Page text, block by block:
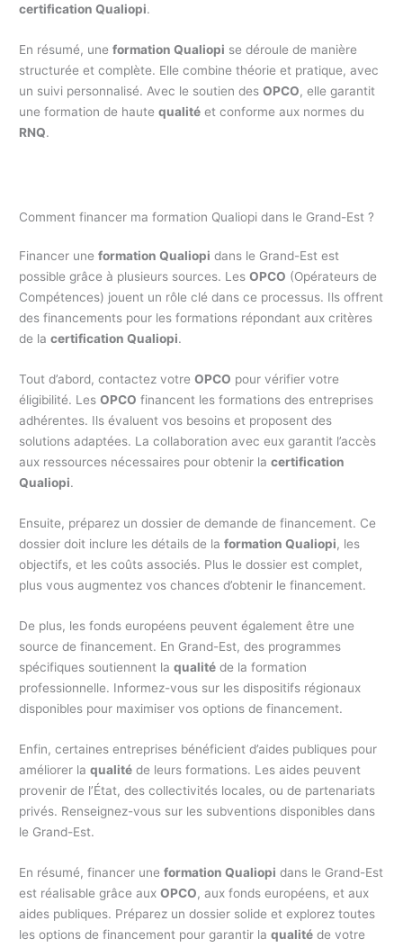
certification Qualiopi.
En résumé, uneformation Qualiopi se déroule de manière
structurée et complète. Elle combine théorie et pratique, avec
un suivi personnalisé. Avec le soutien desOPCO, elle garantit
une formation de hautequalité et conforme aux normes du
RNQ.
Comment financer ma formation Qualiopi dans le Grand-Est ?
Financer uneformation Qualiopi dans le Grand-Est est
possible grâce à plusieurs sources. LesOPCO (Opérateurs de
Compétences) jouent un rôle clé dans ce processus. Ils offrent
des financements pour les formations répondant aux critères
de lacertification Qualiopi.
Tout d’abord, contactez votreOPCO pour vérifier votre
éligibilité. LesOPCO financent les formations des entreprises
adhérentes. Ils évaluent vos besoins et proposent des
solutions adaptées. La collaboration avec eux garantit l’accès
aux ressources nécessaires pour obtenir lacertification
Qualiopi.
Ensuite, préparez un dossier de demande de financement. Ce
dossier doit inclure les détails de laformation Qualiopi, les
objectifs, et les coûts associés. Plus le dossier est complet,
plus vous augmentez vos chances d’obtenir le financement.
De plus, les fonds européens peuvent également être une
source de financement. En Grand-Est, des programmes
spécifiques soutiennent laqualité de la formation
professionnelle. Informez-vous sur les dispositifs régionaux
disponibles pour maximiser vos options de financement.
Enfin, certaines entreprises bénéficient d’aides publiques pour
améliorer laqualité de leurs formations. Les aides peuvent
provenir de l’État, des collectivités locales, ou de partenariats
privés. Renseignez-vous sur les subventions disponibles dans
le Grand-Est.
En résumé, financer uneformation Qualiopi dans le Grand-Est
est réalisable grâce auxOPCO, aux fonds européens, et aux
aides publiques. Préparez un dossier solide et explorez toutes
les options de financement pour garantir laqualité de votre